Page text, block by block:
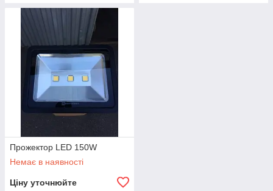
Прожектор LED 150W
Немає в наявності
Ціну уточнюйте